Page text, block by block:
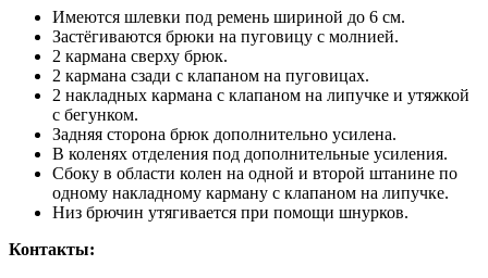
Имеются шлевки под ремень шириной до 6 см.
Застёгиваются брюки на пуговицу с молнией.
2 кармана сверху брюк.
2 кармана сзади с клапаном на пуговицах.
2 накладных кармана с клапаном на липучке и утяжкой
с бегунком.
Задняя сторона брюк дополнительно усилена.
В коленях отделения под дополнительные усиления.
Сбоку в области колен на одной и второй штанине по
одному накладному карману с клапаном на липучке.
Низ брючин утягивается при помощи шнурков.
Контакты: